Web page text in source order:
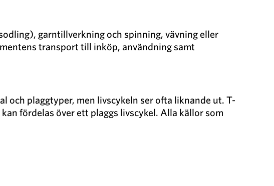
garntillverkning och spinning, vävning eller
transport till inköp, användning samt
och plaggtyper, men livscykeln ser ofta liknande ut. T-
fördelas över ett plaggs livscykel. Alla källor som